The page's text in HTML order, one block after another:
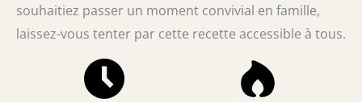
souhaitiez passer un moment convivial en famille,
laissez-vous tenter par cette recette accessible à tous.